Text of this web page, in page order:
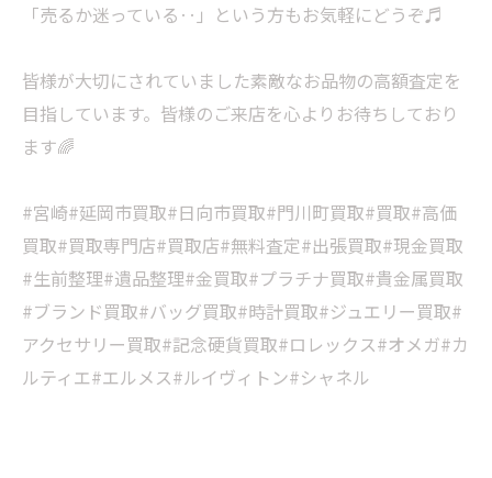
「売るか迷っている‥」という方もお気軽にどうぞ♬
皆様が大切にされていました素敵なお品物の高額査定を
目指しています。皆様のご来店を心よりお待ちしており
ます🌈
#宮崎#延岡市買取#日向市買取#門川町買取#買取#高価
買取#買取専門店#買取店#無料査定#出張買取#現金買取
#生前整理#遺品整理#金買取#プラチナ買取#貴金属買取
#ブランド買取#バッグ買取#時計買取#ジュエリー買取#
アクセサリー買取#記念硬貨買取#ロレックス#オメガ#カ
ルティエ#エルメス#ルイヴィトン#シャネル